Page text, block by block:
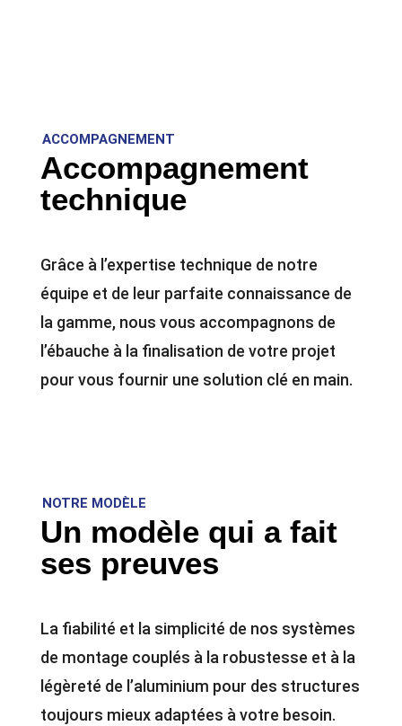
ACCOMPAGNEMENT
Accompagnement
technique
Grâce à l’expertise technique de notre
équipe et de leur parfaite connaissance de
la gamme, nous vous accompagnons de
l’ébauche à la finalisation de votre projet
pour vous fournir une solution clé en main.
NOTRE MODÈLE
Un modèle qui a fait
ses preuves
La fiabilité et la simplicité de nos systèmes
de montage couplés à la robustesse et à la
légèreté de l’aluminium pour des structures
toujours mieux adaptées à votre besoin.